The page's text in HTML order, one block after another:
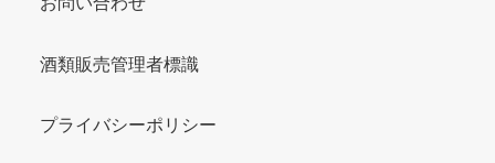
酒類販売管理者標識
プライバシーポリシー